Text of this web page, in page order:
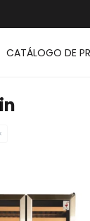
CATÁLOGO DE